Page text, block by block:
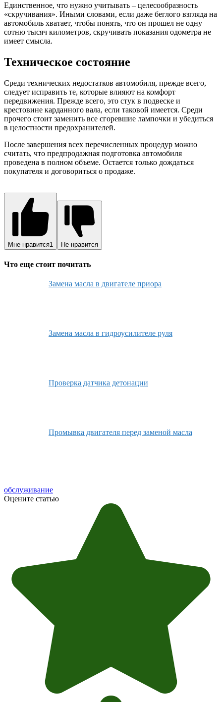
Единственное, что нужно учитывать – целесообразность
«скручивания». Иными словами, если даже беглого взгляда на
автомобиль хватает, чтобы понять, что он прошел не одну
сотню тысяч километров, скручивать показания одометра не
имеет смысла.
Техническое состояние
Среди технических недостатков автомобиля, прежде всего,
следует исправить те, которые влияют на комфорт
передвижения. Прежде всего, это стук в подвеске и
крестовине карданного вала, если таковой имеется. Среди
прочего стоит заменить все сгоревшие лампочки и убедиться
в целостности предохранителей.
После завершения всех перечисленных процедур можно
считать, что предпродажная подготовка автомобиля
проведена в полном объеме. Остается только дождаться
покупателя и договориться о продаже.
Мне нравится1 Не нравится
Что еще стоит почитать
Замена масла в двигателе приора
Замена масла в гидроусилителе руля
Проверка датчика детонации
Промывка двигателя перед заменой масла
обслуживание
Оцените статью